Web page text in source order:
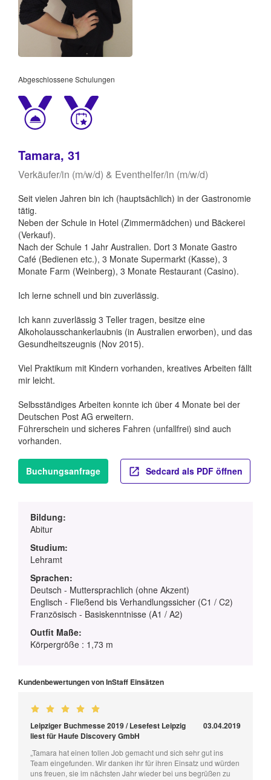
Abgeschlossene Schulungen
Tamara, 31
Verkäufer/in (m/w/d) & Eventhelfer/in (m/w/d)
Seit vielen Jahren bin ich (hauptsächlich) in der Gastronomie
tätig.
Neben der Schule in Hotel (Zimmermädchen) und Bäckerei
(Verkauf).
Nach der Schule 1 Jahr Australien. Dort 3 Monate Gastro
Café (Bedienen etc.), 3 Monate Supermarkt (Kasse), 3
Monate Farm (Weinberg), 3 Monate Restaurant (Casino).
Ich lerne schnell und bin zuverlässig.
Ich kann zuverlässig 3 Teller tragen, besitze eine
Alkoholausschankerlaubnis (in Australien erworben), und das
Gesundheitszeugnis (Nov 2015).
Viel Praktikum mit Kindern vorhanden, kreatives Arbeiten fällt
mir leicht.
Selbsständiges Arbeiten konnte ich über 4 Monate bei der
Deutschen Post AG erweitern.
Führerschein und sicheres Fahren (unfallfrei) sind auch
vorhanden.
Buchungsanfrage Sedcard als PDF öffnen
Bildung:
Abitur
Studium:
Lehramt
Sprachen:
Deutsch - Muttersprachlich (ohne Akzent)
Englisch - Fließend bis Verhandlungssicher (C1 / C2)
Französisch - Basiskenntnisse (A1 / A2)
Outfit Maße:
Körpergröße : 1,73 m
Kundenbewertungen von InStaff Einsätzen
Leipziger Buchmesse 2019 / Lesefest Leipzig
liest für Haufe Discovery GmbH
03.04.2019
„Tamara hat einen tollen Job gemacht und sich sehr gut ins
Team eingefunden. Wir danken ihr für ihren Einsatz und würden
uns freuen, sie im nächsten Jahr wieder bei uns begrüßen zu